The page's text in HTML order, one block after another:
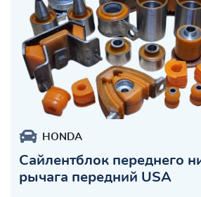
HONDA
Сайлентблок переднего
рычага передний USA